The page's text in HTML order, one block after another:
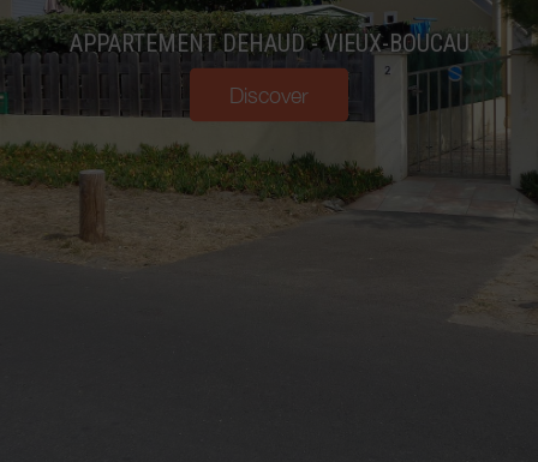
APPARTEMENT DEHAUD - VIEUX-BOUCAU
Discover